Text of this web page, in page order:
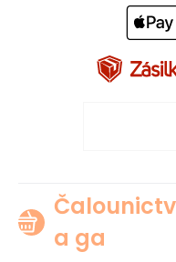
a ga